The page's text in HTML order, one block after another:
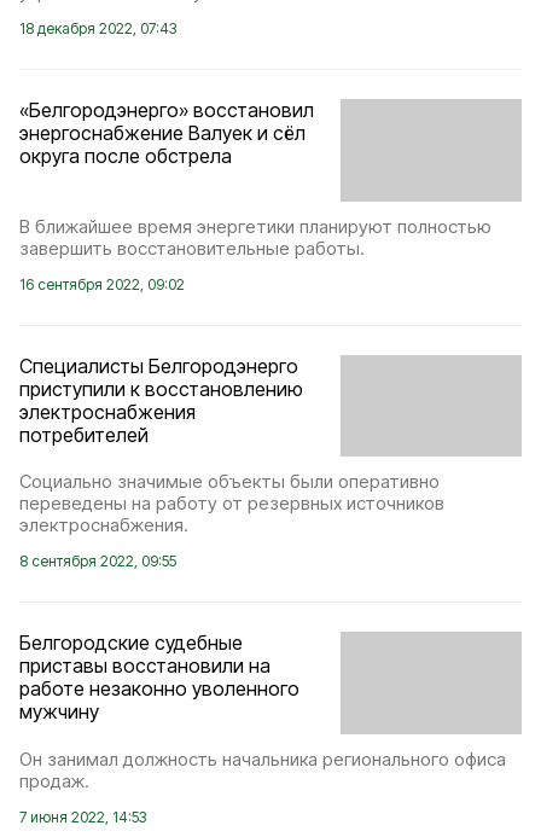
18 декабря 2022, 07:43
«Белгородэнерго» восстановил
энергоснабжение Валуек и сёл
округа после обстрела
В ближайшее время энергетики планируют полностью
завершить восстановительные работы.
16 сентября 2022, 09:02
Специалисты Белгородэнерго
приступили к восстановлению
электроснабжения
потребителей
Социально значимые объекты были оперативно
переведены на работу от резервных источников
электроснабжения.
8 сентября 2022, 09:55
Белгородские судебные
приставы восстановили на
работе незаконно уволенного
мужчину
Он занимал должность начальника регионального офиса
продаж.
7 июня 2022, 14:53